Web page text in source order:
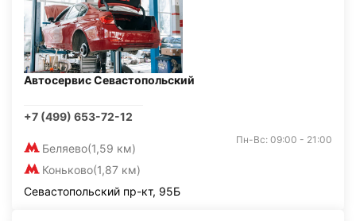
Автосервис Севастопольский
+7 (499) 653-72-12
Беляево(1,59 км)
Коньково(1,87 км)
Пн-Вс: 09:00 - 21:00
Севастопольский пр-кт, 95Б